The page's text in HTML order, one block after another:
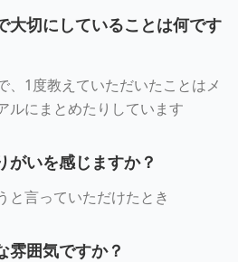
大切にしていることは何です
、1度教えていただいたことはメ
ルにまとめたりしています
がいを感じますか？
と言っていただけたとき
雰囲気ですか？